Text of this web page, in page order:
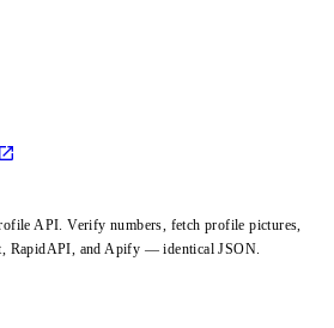
API. Verify numbers, fetch profile pictures,
RapidAPI, and Apify — identical JSON.